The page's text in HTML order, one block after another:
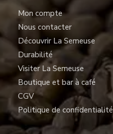
Mon compte
Nous contacter
Découvrir La Semeuse
Durabilité
Visiter La Semeuse
Boutique et bar à café
CGV
Politique de confidentialité